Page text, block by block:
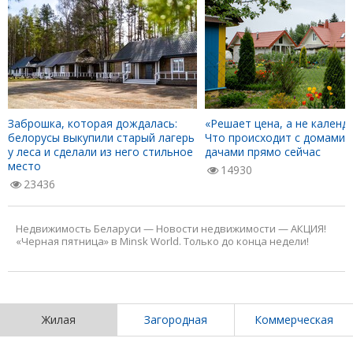
Заброшка, которая дождалась:
белорусы выкупили старый лагерь
у леса и сделали из него стильное
место
23436
«Решает цена, а не
Что происходит с домами
дачами прямо сейчас
14930
Недвижимость Беларуси — Новости недвижимости —АКЦИЯ!
«Черная пятница» в Minsk World. Только до конца недели!
Жилая Загородная Коммерческая